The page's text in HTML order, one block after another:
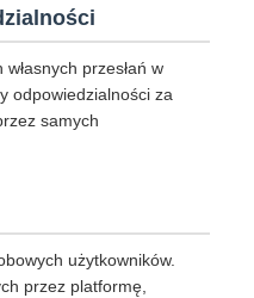
przesłań w
odpowiedzialności za
samych
użytkowników.
przez platformę,